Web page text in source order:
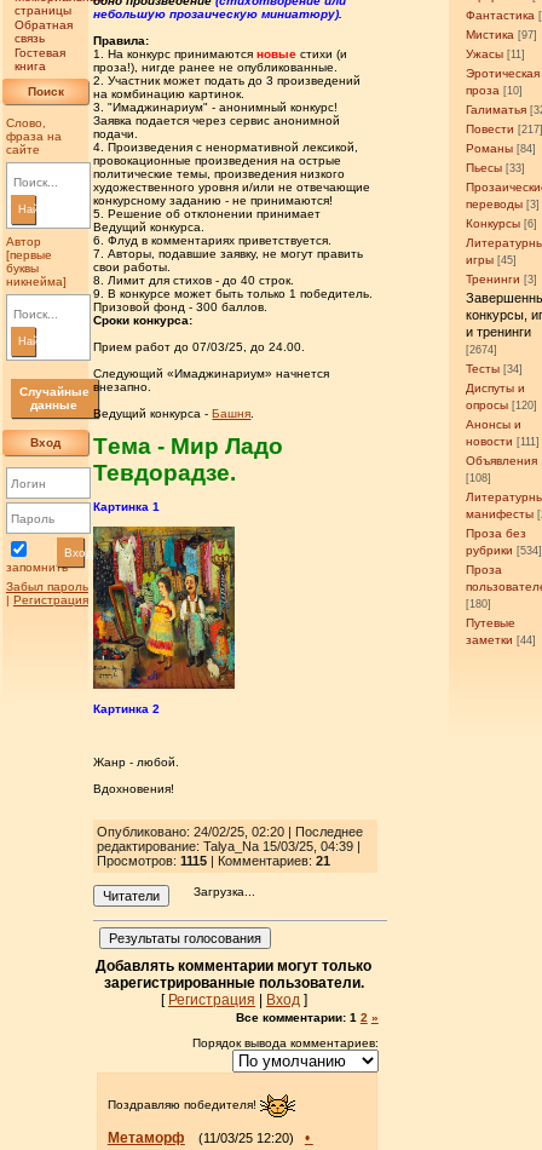
страницы
Обратная
связь
Гостевая
книга
Поиск
Слово,
фраза на
сайте
Найти
Автор
[первые
буквы
никнейма]
Найти
Случайные
данные
Вход
запомнить
Вход
Забыл пароль
| Регистрация
Фантастика
Мистика [97]
Ужасы [11]
Эротическая
проза [10]
Галиматья
Повести
Романы [84]
Пьесы [33]
переводы [3]
Конкурсы [6]
игры [45]
Тренинги [3]
конкурсы,
и тренинги
[2674]
Тесты [34]
Диспуты и
опросы [120]
Анонсы и
новости [111]
Объявления
[108]
манифесты
Проза без
рубрики [534]
Проза
[180]
Путевые
заметки [44]
небольшую прозаическую миниатюру)
Правила:
1. На конкурс принимаютсяновые стихи (и
проза!), нигде ранее не опубликованные.
2. Участник может подать до 3 произведений
на комбинацию картинок.
3. "Имаджинариум" - анонимный конкурс!
Заявка подается через сервис анонимной
подачи.
4. Произведения с ненормативной лексикой,
провокационные произведения на острые
политические темы, произведения низкого
художественного уровня и/или не отвечающие
конкурсному заданию - не принимаются!
5. Решение об отклонении принимает
Ведущий конкурса.
6. Флуд в комментариях приветствуется.
7. Авторы, подавшие заявку, не могут править
свои работы.
8. Лимит для стихов - до 40 строк.
9. В конкурсе может быть только 1 победитель.
Призовой фонд - 300 баллов.
Сроки конкурса:
Прием работ до 07/03/25, до 24.00.
Следующий «Имаджинариум» начнется
внезапно.
Ведущий конкурса -Башня
Tема - Мир Ладо
Тевдорадзе.
Картинка 1
Картинка 2
Жанр - любой.
Вдохновения!
Опубликовано: 24/02/25, 02:20 | Последнее
редактирование: Talya_Na 15/03/25, 04:39 |
Просмотров: 1115| Комментариев: 21
Читатели Загрузка...
Результаты голосования
Добавлять комментарии могут только
зарегистрированные пользователи.
[ Регистрация Вход]
Все комментарии: 1 2 »
Порядок вывода комментариев:
Поздравляю победителя!
Метаморф (11/03/25 12:20) •